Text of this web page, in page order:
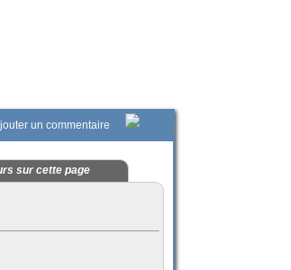
un commentaire
sur cette page